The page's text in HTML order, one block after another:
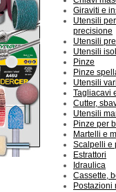
Giraviti e
Utensili
precisione
Utensili
Utensili
Pinze
Pinze
Utensili
Tagliacavi
Cutter,
Utensili
Pinze per
Martelli e
Scalpelli e
Estrattori
Idraulica
Cassette,
Postazioni